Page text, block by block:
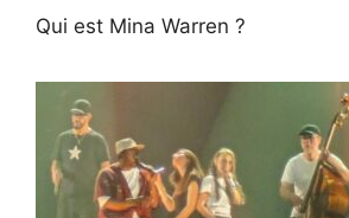
Qui est Mina Warren ?